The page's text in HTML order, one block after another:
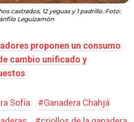
castrados, 12 yeguas y 1 padrillo. Foto:
Leguizamón
proponen un consumo
cambio unificado y
Sofía #Ganadera Chahjá